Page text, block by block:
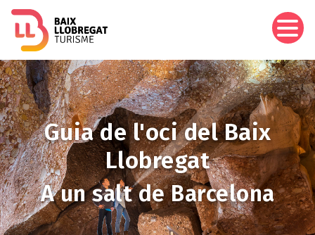
Imagen
Guia de l'oci del Baix
Llobregat
A un salt de Barcelona